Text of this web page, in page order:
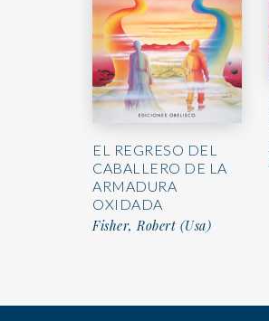
EL REGRESO DEL
CABALLERO DE LA
ARMADURA
OXIDADA
Fisher, Robert (Usa)